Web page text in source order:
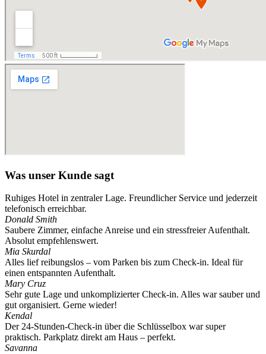
Was unser Kunde sagt
Ruhiges Hotel in zentraler Lage. Freundlicher Service und jederzeit
telefonisch erreichbar.
Donald Smith
Saubere Zimmer, einfache Anreise und ein stressfreier Aufenthalt.
Absolut empfehlenswert.
Mia Skurdal
Alles lief reibungslos – vom Parken bis zum Check-in. Ideal für
einen entspannten Aufenthalt.
Mary Cruz
Sehr gute Lage und unkomplizierter Check-in. Alles war sauber und
gut organisiert. Gerne wieder!
Kendal
Der 24-Stunden-Check-in über die Schlüsselbox war super
praktisch. Parkplatz direkt am Haus – perfekt.
Savanna